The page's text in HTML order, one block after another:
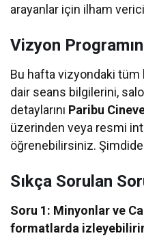
arayanlar için ilham
Vizyon
Bu hafta vizyondaki tüm
dair seans bilgilerini,
detaylarını Paribu
üzerinden veya resmi
öğrenebilirsiniz.
Sıkça Sorulan
Soru 1: Minyonlar ve
formatlarda